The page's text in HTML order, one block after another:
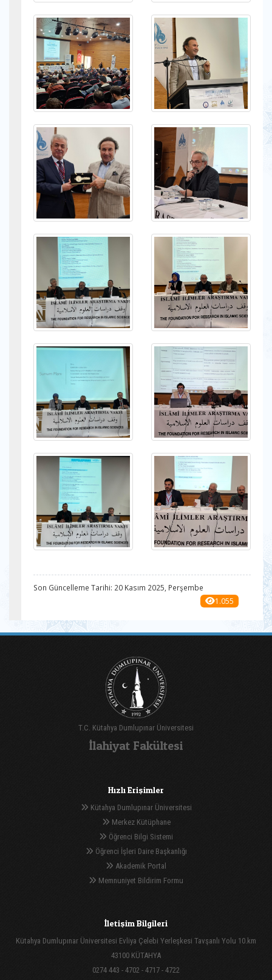
Son Güncelleme Tarihi: 20 Kasım 2025, Perşembe
1.055
T.C. Kütahya Dumlupınar Üniversitesi
İlahiyat Fakültesi
Hızlı Erişimler
Kütahya Dumlupınar Üniversitesi
Merkez Kütüphane
Öğrenci Bilgi Sistemi
Öğrenci İşleri Daire Başkanlığı
Akademik Portal
Memnuniyet Bildirim Formu
İletişim Bilgileri
Kütahya Dumlupınar Üniversitesi Evliya Çelebi Yerleşkesi Tavşanlı Yolu 10.km
43100 KÜTAHYA
0274 443 - 4702 - 4717 - 4722